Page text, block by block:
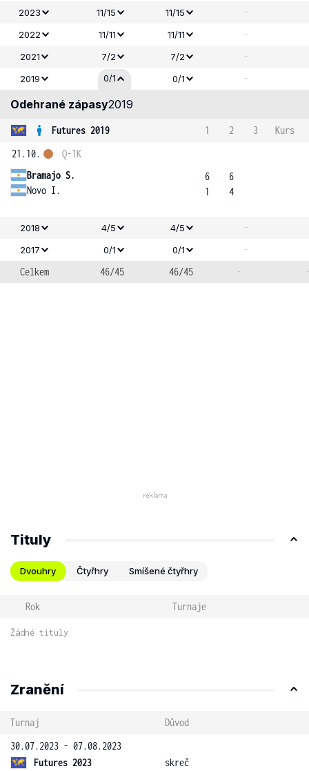
2023 11/15 11/15 -
2022 11/11 11/11 -
2021 7/2 7/2 -
2019 0/1 0/1 -
Odehrané zápasy2019
Futures 2019 1 2 3
Kurs
21.10.
Bramajo S.
Novo I.
Q-1K
6
1
6
4
2018 4/5 4/5 -
2017 0/1 0/1
-
Celkem
46/45 46/45 -
Tituly
Dvouhry Čtyřhry Smíšené čtyřhry
Rok Turnaje
Žádné tituly
Zranění
Turnaj
Důvod
30.07.2023 - 07.08.2023
Futures 2023
skreč